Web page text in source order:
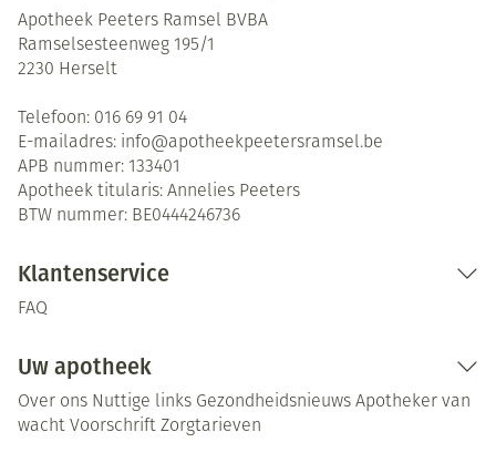
Apotheek Peeters Ramsel BVBA
Ramselsesteenweg 195/1
2230 Herselt
Telefoon: 016 69 91 04
E-mailadres: info@apotheekpeetersramsel.be
APB nummer: 133401
Apotheek titularis: Annelies Peeters
BTW nummer: BE0444246736
Klantenservice
FAQ
Uw apotheek
Over ons Nuttige links Gezondheidsnieuws Apotheker van
wacht Voorschrift Zorgtarieven